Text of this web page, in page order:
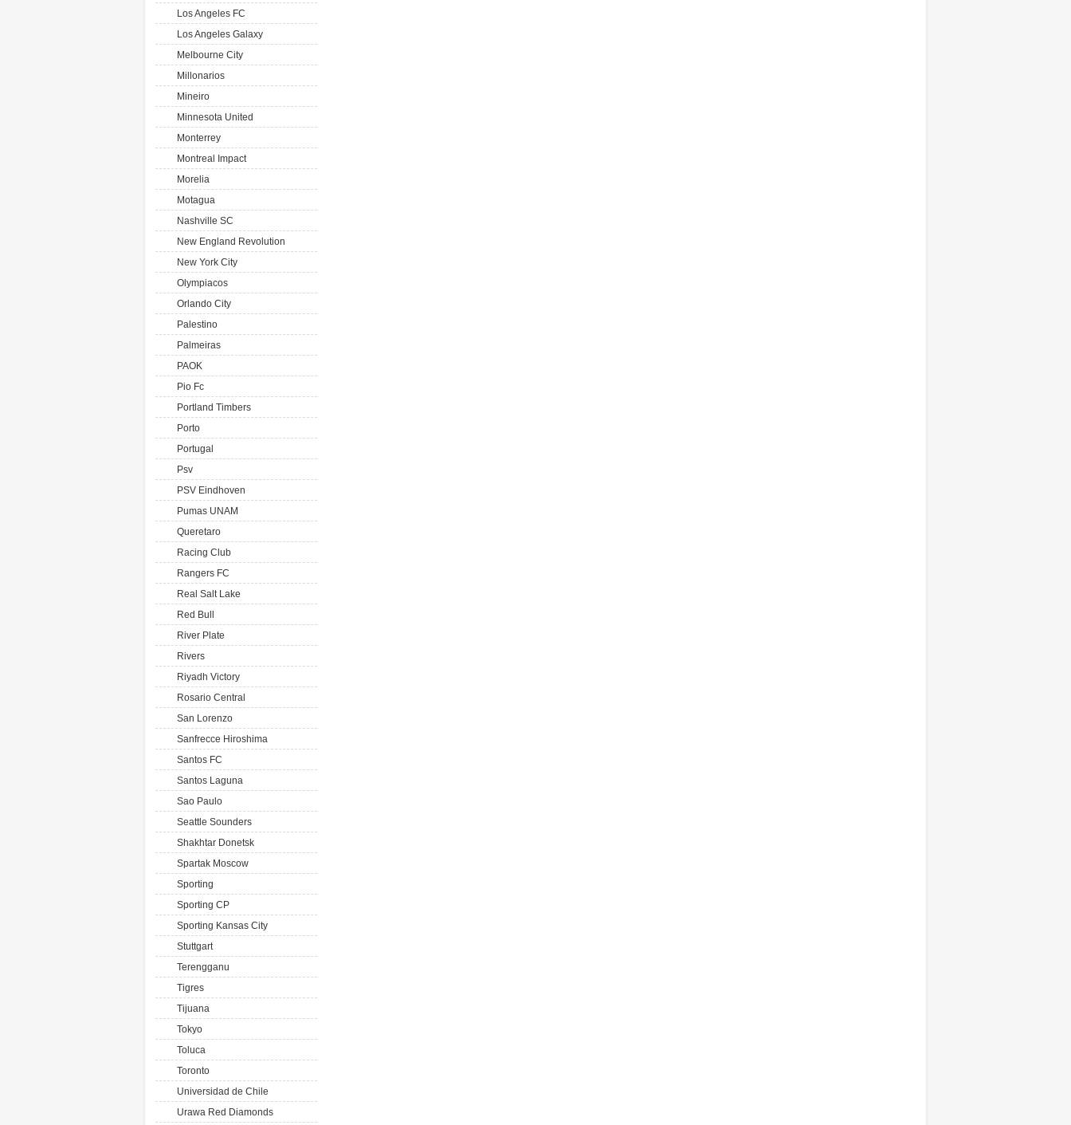
Los Angeles FC
Los Angeles Galaxy
Melbourne City
Millonarios
Mineiro
Minnesota United
Monterrey
Montreal Impact
Morelia
Motagua
Nashville SC
New England Revolution
New York City
Olympiacos
Orlando City
Palestino
Palmeiras
PAOK
Pio Fc
Portland Timbers
Porto
Portugal
Psv
PSV Eindhoven
Pumas UNAM
Queretaro
Racing Club
Rangers FC
Real Salt Lake
Red Bull
River Plate
Rivers
Riyadh Victory
Rosario Central
San Lorenzo
Sanfrecce Hiroshima
Santos FC
Santos Laguna
Sao Paulo
Seattle Sounders
Shakhtar Donetsk
Spartak Moscow
Sporting
Sporting CP
Sporting Kansas City
Stuttgart
Terengganu
Tigres
Tijuana
Tokyo
Toluca
Toronto
Universidad de Chile
Urawa Red Diamonds